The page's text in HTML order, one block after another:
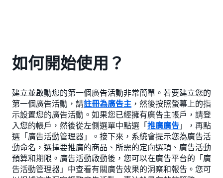
如何開始使用？
建立並啟動您的第一個廣告活動非常簡單。若要建立您的
第一個廣告活動，請註冊為廣告主 ，然後按照螢幕上的指
示設置您的廣告活動。如果您已經擁有廣告主帳戶，請登
入您的帳戶，然後從左側選單中點選「推廣廣告 」，再點
選「廣告活動管理器」。接下來，系統會提示您為廣告活
動命名，選擇要推廣的商品、所需的定向選項、廣告活動
預算和期限。廣告活動啟動後，您可以在廣告平台的「廣
告活動管理器」中查看有關廣告效果的洞察和報告。您可